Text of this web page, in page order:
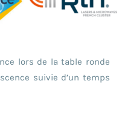
lors de la table ronde
suivie d’un temps